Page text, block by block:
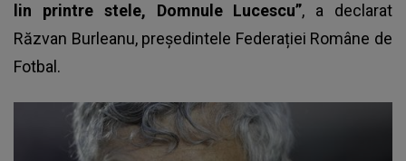
lin printre stele, Domnule Lucescu”, a declarat
Răzvan Burleanu, președintele Federației Române de
Fotbal.